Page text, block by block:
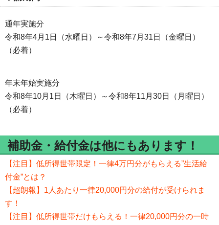
通年実施分
令和8年4月1日（水曜日）～令和8年7月31日（金曜日）
（必着）
年末年始実施分
令和8年10月1日（木曜日）～令和8年11月30日（月曜日）
（必着）
補助金・給付金は他にもあります！
【注目】低所得世帯限定！一律4万円分がもらえる”生活給
付金”とは？
【超朗報】1人あたり一律20,000円分の給付が受けられま
す！
【注目】低所得世帯だけもらえる！一律20,000円分の一時